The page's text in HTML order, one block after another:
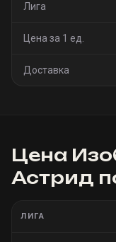
Лига
Цена за 1 ед.
Доставка
Цена
Астрид
ЛИГА